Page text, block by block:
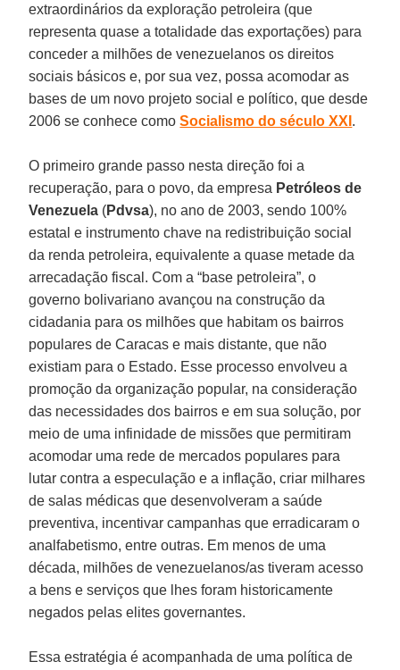
extraordinários da exploração petroleira (que
representa quase a totalidade das exportações) para
conceder a milhões de venezuelanos os direitos
sociais básicos e, por sua vez, possa acomodar as
bases de um novo projeto social e político, que desde
2006 se conhece comoSocialismo do século XXI .
O primeiro grande passo nesta direção foi a
recuperação, para o povo, da empresa Petróleos de
Venezuela (Pdvsa), no ano de 2003, sendo 100%
estatal e instrumento chave na redistribuição social
da renda petroleira, equivalente a quase metade da
arrecadação fiscal. Com a “base petroleira”, o
governo bolivariano avançou na construção da
cidadania para os milhões que habitam os bairros
populares de Caracas e mais distante, que não
existiam para o Estado. Esse processo envolveu a
promoção da organização popular, na consideração
das necessidades dos bairros e em sua solução, por
meio de uma infinidade de missões que permitiram
acomodar uma rede de mercados populares para
lutar contra a especulação e a inflação, criar milhares
de salas médicas que desenvolveram a saúde
preventiva, incentivar campanhas que erradicaram o
analfabetismo, entre outras. Em menos de uma
década, milhões de venezuelanos/as tiveram acesso
a bens e serviços que lhes foram historicamente
negados pelas elites governantes.
Essa estratégia é acompanhada de uma política de